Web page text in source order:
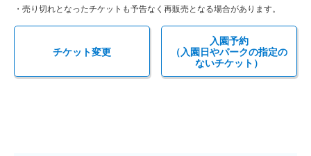
・売り切れとなったチケットも予告なく再販売となる場合があります。
チケット変更
入園予約
（入園日やパークの指定の
ないチケット）